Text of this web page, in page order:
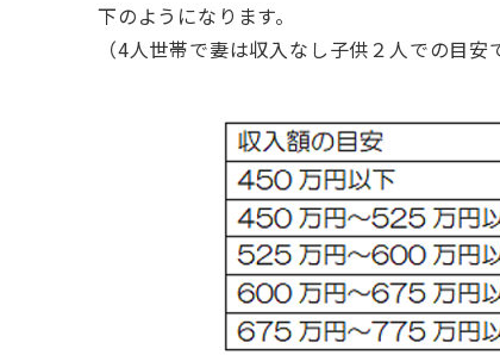
下のようになります。
（4人世帯で妻は収入なし子供２人での目安